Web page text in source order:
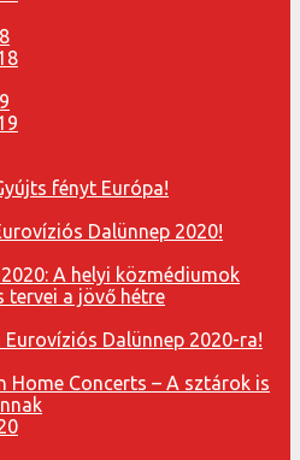
fényt Európa!
Dalünnep 2020!
A helyi közmédiumok
tervei a jövő hétre
Eurovíziós Dalünnep 2020-ra!
Home Concerts – A sztárok is